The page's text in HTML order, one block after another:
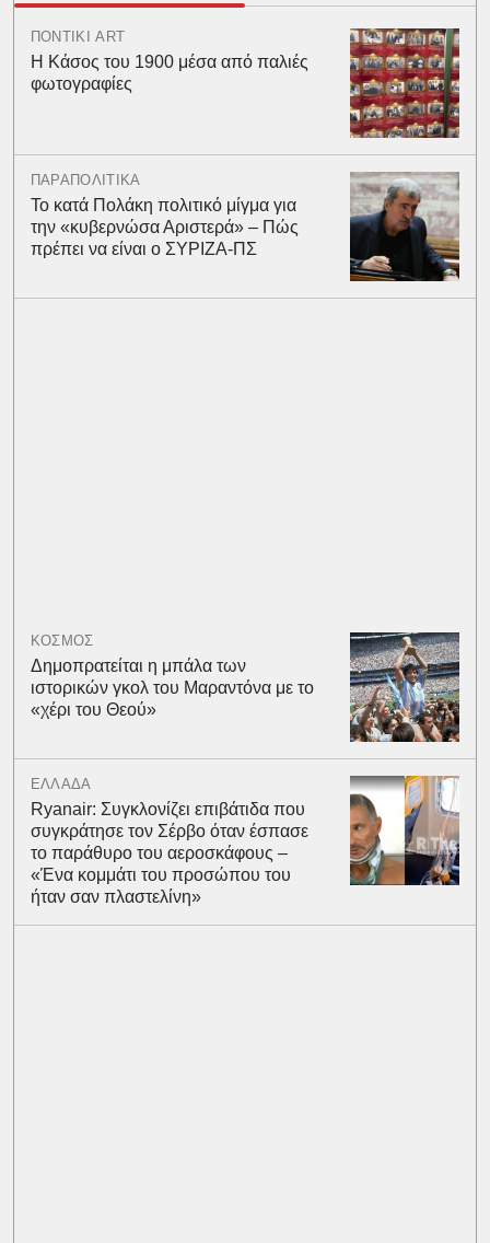
ΠΟΝΤΙΚΙ ART
Η Κάσος του 1900 μέσα από παλιές
φωτογραφίες
ΠΑΡΑΠΟΛΙΤΙΚΑ
Το κατά Πολάκη πολιτικό μίγμα για
την «κυβερνώσα Αριστερά» – Πώς
πρέπει να είναι ο ΣΥΡΙΖΑ-ΠΣ
ΚΟΣΜΟΣ
Δημοπρατείται η μπάλα των
ιστορικών γκολ του Μαραντόνα με το
«χέρι του Θεού»
ΕΛΛΑΔΑ
Ryanair: Συγκλονίζει επιβάτιδα που
συγκράτησε τον Σέρβο όταν έσπασε
το παράθυρο του αεροσκάφους –
«Ένα κομμάτι του προσώπου του
ήταν σαν πλαστελίνη»